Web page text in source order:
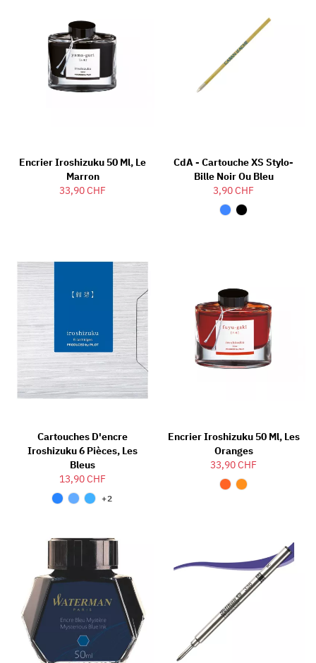
Encrier Iroshizuku 50 Ml, Le
Marron
33,90 CHF
CdA - Cartouche XS Stylo-
Bille Noir Ou Bleu
3,90 CHF
Cartouches D'encre
Iroshizuku 6 Pièces, Les
Bleus
13,90 CHF
+2
Encrier Iroshizuku 50 Ml, Les
Oranges
33,90 CHF